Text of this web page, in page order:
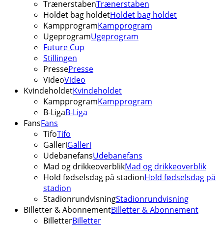
TrænerstabenTrænerstaben
Holdet bag holdetHoldet bag holdet
KampprogramKampprogram
UgeprogramUgeprogram
Future Cup
Stillingen
PressePresse
VideoVideo
KvindeholdetKvindeholdet
KampprogramKampprogram
B-LigaB-Liga
FansFans
TifoTifo
GalleriGalleri
UdebanefansUdebanefans
Mad og drikkeoverblikMad og drikkeoverblik
Hold fødselsdag på stadionHold fødselsdag på
stadion
StadionrundvisningStadionrundvisning
Billetter & AbonnementBilletter & Abonnement
BilletterBilletter